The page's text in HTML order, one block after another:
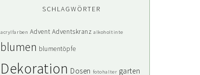
SCHLAGWÖRTER
acrylfarben Advent Adventskranz alkoholtinte
blumen blumentöpfe
Dekoration Dosen fotohalter garten